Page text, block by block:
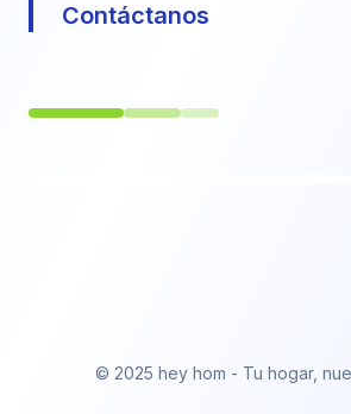
Contáctanos
© 2025 hey hom - Tu hogar,